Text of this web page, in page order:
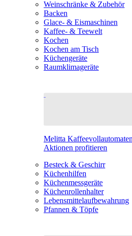
Weinschränke & Zubehör
Backen
Glace- & Eismaschinen
Kaffee- & Teewelt
Kochen
Kochen am Tisch
Küchengeräte
Raumklimageräte
Melitta
Aktionen profitieren
Besteck & Geschirr
Küchenhilfen
Küchenmessgeräte
Küchenrollenhalter
Lebensmittelaufbewahrung
Pfannen & Töpfe